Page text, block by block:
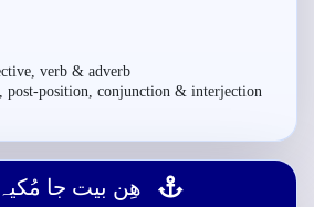
verb & adverb
post-position, conjunction & interjection
ھِن بيت جا